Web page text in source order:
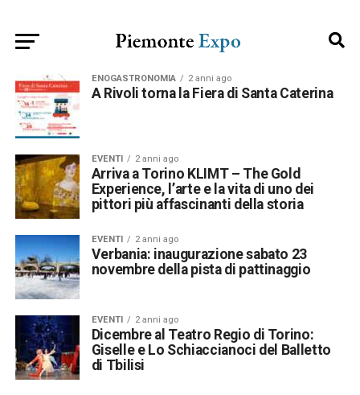
ENOGASTRONOMIA 2 anni ago
A Rivoli torna la Fiera di Santa Caterina
EVENTI 2 anni ago
Arriva a Torino KLIMT – The Gold
Experience, l’arte e la vita di uno dei
pittori più affascinanti della storia
EVENTI 2 anni ago
Verbania: inaugurazione sabato 23
novembre della pista di pattinaggio
EVENTI 2 anni ago
Dicembre al Teatro Regio di Torino:
Giselle e Lo Schiaccianoci del Balletto
di Tbilisi